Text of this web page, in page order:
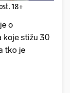
18+
o
koje stižu 30
tko je